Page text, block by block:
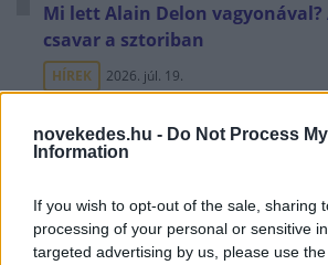
novekedes.hu - Do Not Process
Information
If you wish to opt-out of the sale, sharing
processing of your personal or sensitive
targeted advertising by us, please use
Mi lett Alain Delon
csavar a sztoriban
HÍREK 2026. júl. 19.
Rekordfogás:
tonna kokaint foglaltak le